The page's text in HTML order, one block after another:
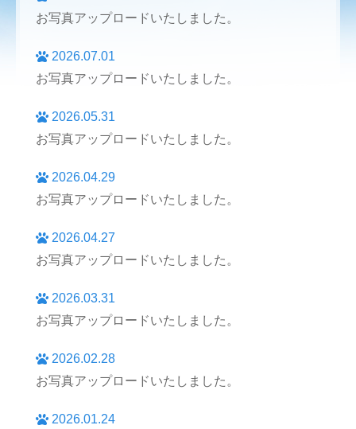
お写真アップロードいたしました。
2026.07.01
お写真アップロードいたしました。
2026.05.31
お写真アップロードいたしました。
2026.04.29
お写真アップロードいたしました。
2026.04.27
お写真アップロードいたしました。
2026.03.31
お写真アップロードいたしました。
2026.02.28
お写真アップロードいたしました。
2026.01.24